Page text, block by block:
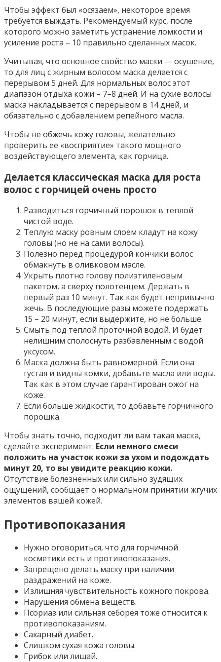
Чтобы эффект был «осязаем», некоторое время
требуется выждать. Рекомендуемый курс, после
которого можно заметить устранение ломкости и
усиление роста – 10 правильно сделанных масок.
Учитывая, что основное свойство маски — осушение,
то для лиц с жирным волосом маска делается с
перерывом 5 дней. Для нормальных волос этот
диапазон отдыха кожи – 7–8 дней. И на сухие волосы
маска накладывается с перерывом в 14 дней, и
обязательно с добавлением репейного масла.
Чтобы не обжечь кожу головы, желательно
проверить ее «восприятие» такого мощного
воздействующего элемента, как горчица.
Делается классическая маска для роста
волос с горчицей очень просто
Разводиться горчичный порошок в теплой
чистой воде.
Теплую маску ровным слоем кладут на кожу
головы (но не на сами волосы).
Полезно перед процедурой кончики волос
обмакнуть в оливковом масле.
Укрыть плотно голову полиэтиленовым
пакетом, а сверху полотенцем. Держать в
первый раз 10 минут. Так как будет непривычно
жечь. В последующие разы можете подержать
15 – 20 минут, если выдержите, но не больше.
Смыть под теплой проточной водой. И будет
нелишним сполоснуть разбавленным с водой
уксусом.
Маска должна быть равномерной. Если она
густая и видны комки, добавьте масла или воды.
Так как в этом случае гарантирован ожог на
коже.
Если больше жидкости, то добавьте горчичного
порошка.
Чтобы знать точно, подходит ли вам такая маска,
сделайте эксперимент. Если немного смеси
положить на участок кожи за ухом и подождать
минут 20, то вы увидите реакцию кожи.
Отсутствие болезненных или сильно зудящих
ощущений, сообщает о нормальном принятии жгучих
элементов вашей кожей.
Противопоказания
Нужно оговориться, что для горчичной
косметики есть и противопоказания.
Запрещено делать маску при наличии
раздражений на коже.
Излишняя чувствительность кожного покрова.
Нарушения обмена веществ.
Псориаз или сильная себорея тоже относится к
противопоказаниям.
Сахарный диабет.
Слишком сухая кожа головы.
Грибок или лишай.